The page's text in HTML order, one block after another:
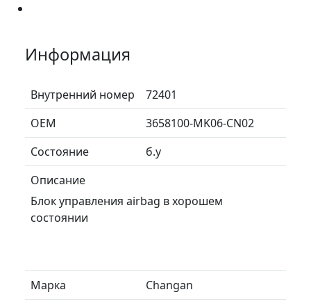
Информация
Внутренний номер
72401
ОЕМ
3658100-MK06-CN02
Состояние
б.у
Описание
Блок управления airbag в хорошем
состоянии
Марка
Changan